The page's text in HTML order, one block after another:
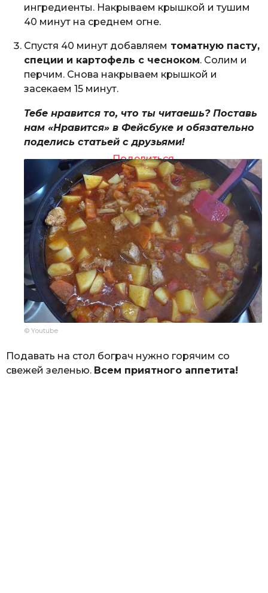
ингредиенты. Накрываем крышкой и тушим
40 минут на среднем огне.
Спустя 40 минут добавляем томатную пасту,
специи и картофель с чесноком. Солим и
перчим. Снова накрываем крышкой и
засекаем 15 минут.
Тебе нравится то, что ты читаешь? Поставь
нам «Нравится» в Фейсбуке и обязательно
поделись статьей с друзьями!
Поделиться
© Youtube
Подавать на стол бограч нужно горячим со
свежей зеленью. Всем приятного аппетита!